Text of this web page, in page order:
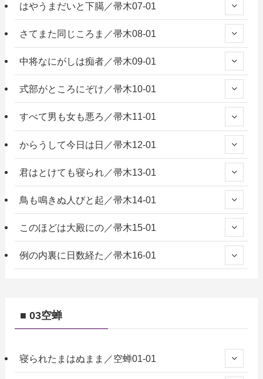
はやうまだいと下臈／帚木07-01
さてまた同じころま／帚木08-01
中将なにがしは痴者／帚木09-01
式部がところにぞけ／帚木10-01
すべて男も女も悪ろ／帚木11-01
からうして今日は日／帚木12-01
君はとけても寝られ／帚木13-01
鳥も鳴きぬ人びと起／帚木14-01
このほどは大殿にの／帚木15-01
例の内裏に日数経た／帚木16-01
■ 03空蝉
寝られたまはぬまま／空蝉01-01